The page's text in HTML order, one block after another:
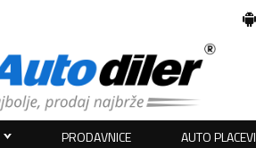
PRODAVNICE AUTO PLACEVI